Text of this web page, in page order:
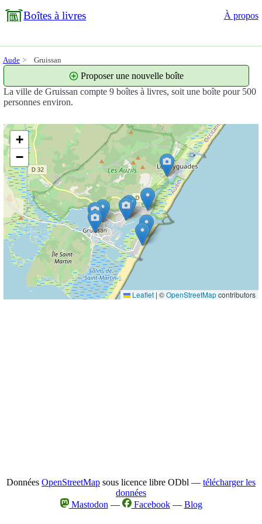
Boîtes à livres À propos
Aude Gruissan
La ville de Gruissan compte 9 boîtes à livres, soit une boîte pour 500
personnes environ.
Proposer une nouvelle boîte
+
−
Leaflet | ©OpenStreetMapcontributors
Données OpenStreetMap sous licence libre ODbl — télécharger les
données
Mastodon — Facebook— Blog